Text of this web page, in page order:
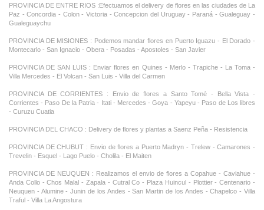
PROVINCIA DE ENTRE RIOS :Efectuamos el delivery de flores en las ciudades de La
Paz - Concordia - Colon - Victoria - Concepcion del Uruguay - Paraná - Gualeguay -
Gualeguaychu
PROVINCIA DE MISIONES : Podemos mandar flores en Puerto Iguazu - El Dorado -
Montecarlo - San Ignacio - Obera - Posadas - Apostoles - San Javier
PROVINCIA DE SAN LUIS : Enviar flores en Quines - Merlo - Trapiche - La Toma -
Villa Mercedes - El Volcan - San Luis - Villa del Carmen
PROVINCIA DE CORRIENTES : Envio de flores a Santo Tomé - Bella Vista -
Corrientes - Paso De la Patria - Itati - Mercedes - Goya - Yapeyu - Paso de Los libres
- Curuzu Cuatia
PROVINCIA DEL CHACO : Delivery de flores y plantas a Saenz Peña - Resistencia
PROVINCIA DE CHUBUT : Envio de flores a Puerto Madryn - Trelew - Camarones -
Trevelin - Esquel - Lago Puelo - Cholila - El Maiten
PROVINCIA DE NEUQUEN : Realizamos el envio de flores a Copahue - Caviahue -
Anda Collo - Chos Malal - Zapala - Cutral Co - Plaza Huincul - Plottier - Centenario -
Neuquen - Alumine - Junin de los Andes - San Martin de los Andes - Chapelco - Villa
Traful - Villa La Angostura